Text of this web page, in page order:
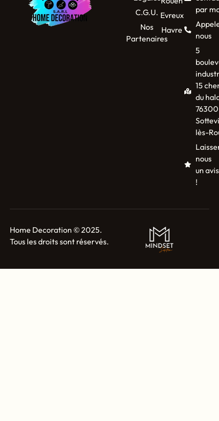
C.G.U.
Nos
Partenaires
Evreux
Havre
par
nous
5
15
du
76300
lès-
nous
un avis
!
Home Decoration © 2025.
Tous les droits sont réservés.